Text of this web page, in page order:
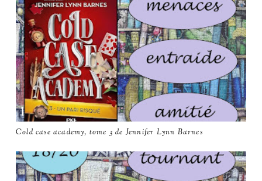
Cold case academy, tome 3 de Jennifer Lynn Barnes